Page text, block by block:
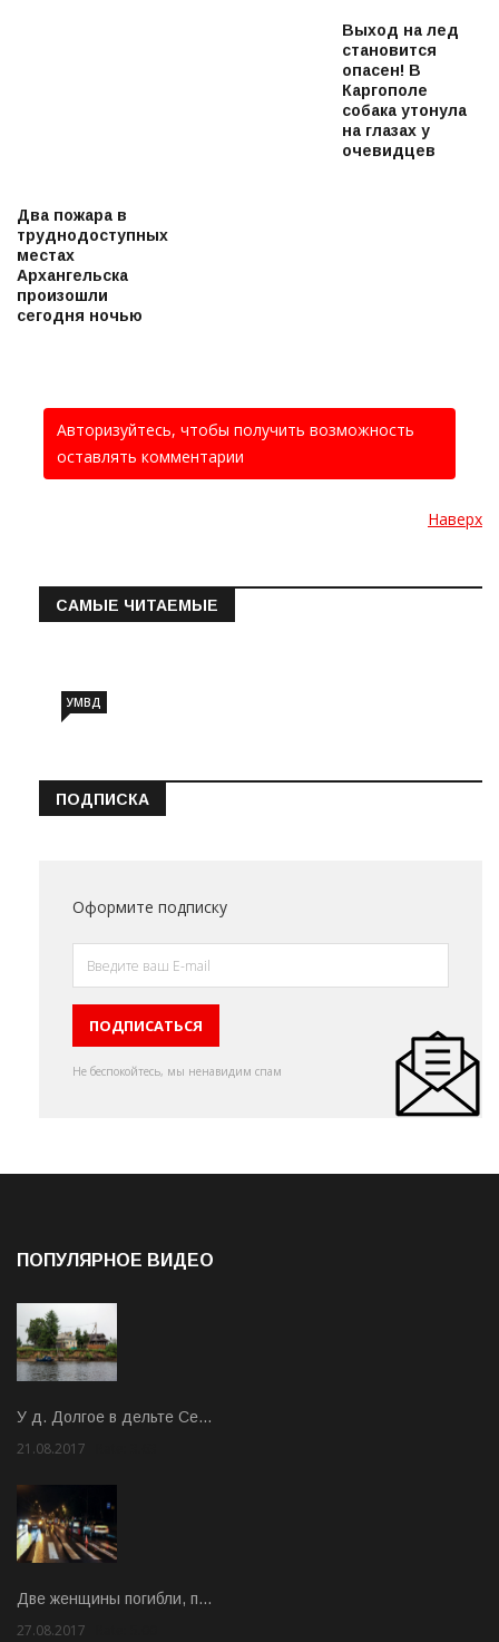
Выход на лед
становится
опасен! В
Каргополе
собака утонула
на глазах у
очевидцев
Два пожара в
труднодоступных
местах
Архангельска
произошли
сегодня ночью
Авторизуйтесь, чтобы получить возможность
оставлять комментарии
Наверх
САМЫЕ ЧИТАЕМЫЕ
УМВД
ПОДПИСКА
Оформите подписку
Не беспокойтесь, мы ненавидим спам
ПОПУЛЯРНОЕ ВИДЕО
У д. Долгое в дельте Се…
21.08.2017
Две женщины погибли, п…
27.08.2017